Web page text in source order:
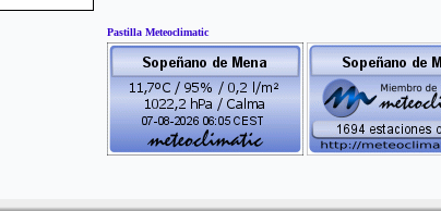
Pastilla Meteoclimatic